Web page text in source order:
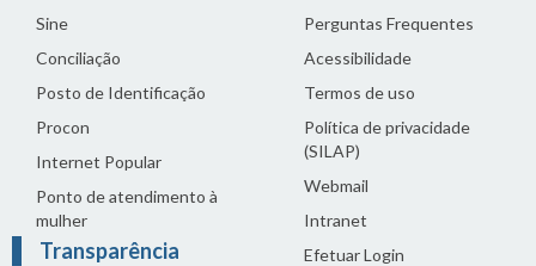
Sine
Conciliação
Posto de Identificação
Procon
Internet Popular
Ponto de atendimento à
mulher
Transparência
Perguntas Frequentes
Acessibilidade
Termos de uso
Política de privacidade
(SILAP)
Webmail
Intranet
Efetuar Login